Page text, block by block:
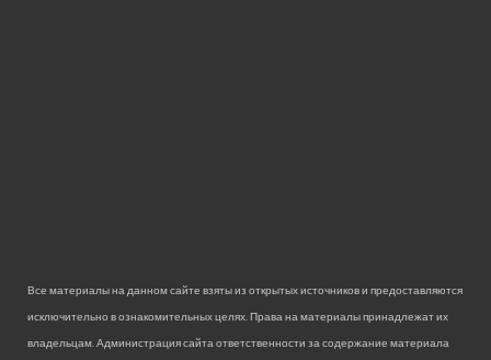
Все материалы на данном сайте взяты из открытых источников и предоставляются
исключительно в ознакомительных целях. Права на материалы принадлежат их
владельцам. Администрация сайта ответственности за содержание материала